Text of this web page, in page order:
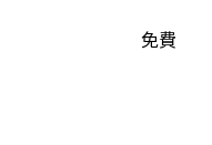
免費